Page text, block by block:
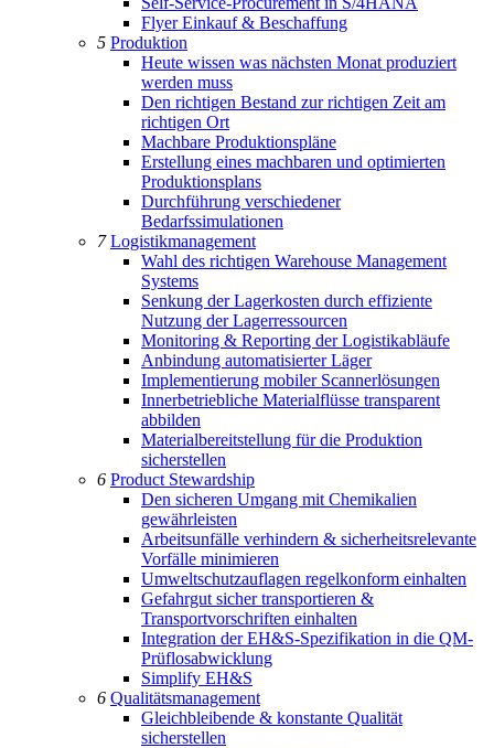
Flyer Einkauf & Beschaffung
5 Produktion
Heute wissen was nächsten Monat produziert
werden muss
Den richtigen Bestand zur richtigen Zeit am
richtigen Ort
Machbare Produktionspläne
Erstellung eines machbaren und optimierten
Produktionsplans
Durchführung verschiedener
Bedarfssimulationen
7Logistikmanagement
Wahl des richtigen Warehouse Management
Systems
Senkung der Lagerkosten durch effiziente
Nutzung der Lagerressourcen
Monitoring & Reporting der Logistikabläufe
Anbindung automatisierter Läger
Implementierung mobiler Scannerlösungen
Innerbetriebliche Materialflüsse transparent
abbilden
Materialbereitstellung für die Produktion
sicherstellen
6 Product Stewardship
Den sicheren Umgang mit Chemikalien
gewährleisten
Arbeitsunfälle verhindern & sicherheitsrelevante
Vorfälle minimieren
Umweltschutzauflagen regelkonform einhalten
Gefahrgut sicher transportieren &
Transportvorschriften einhalten
Integration der EH&S-Spezifikation in die QM-
Prüflosabwicklung
Simplify EH&S
6 Qualitätsmanagement
Gleichbleibende & konstante Qualität
sicherstellen